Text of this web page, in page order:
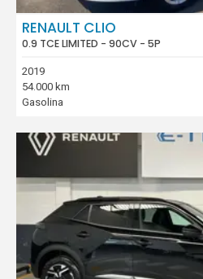
RENAULT CLIO
0.9 TCE LIMITED - 90CV - 5P
2019
54.000 km
Gasolina